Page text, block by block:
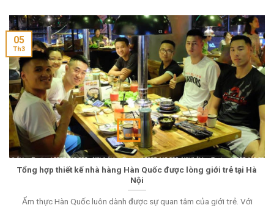
Tổng hợp thiết kế nhà hàng Hàn Quốc được lòng giới trẻ tại Hà
Nội
Ẩm thực Hàn Quốc luôn dành được sự quan tâm của giới trẻ. Với
05
Th3